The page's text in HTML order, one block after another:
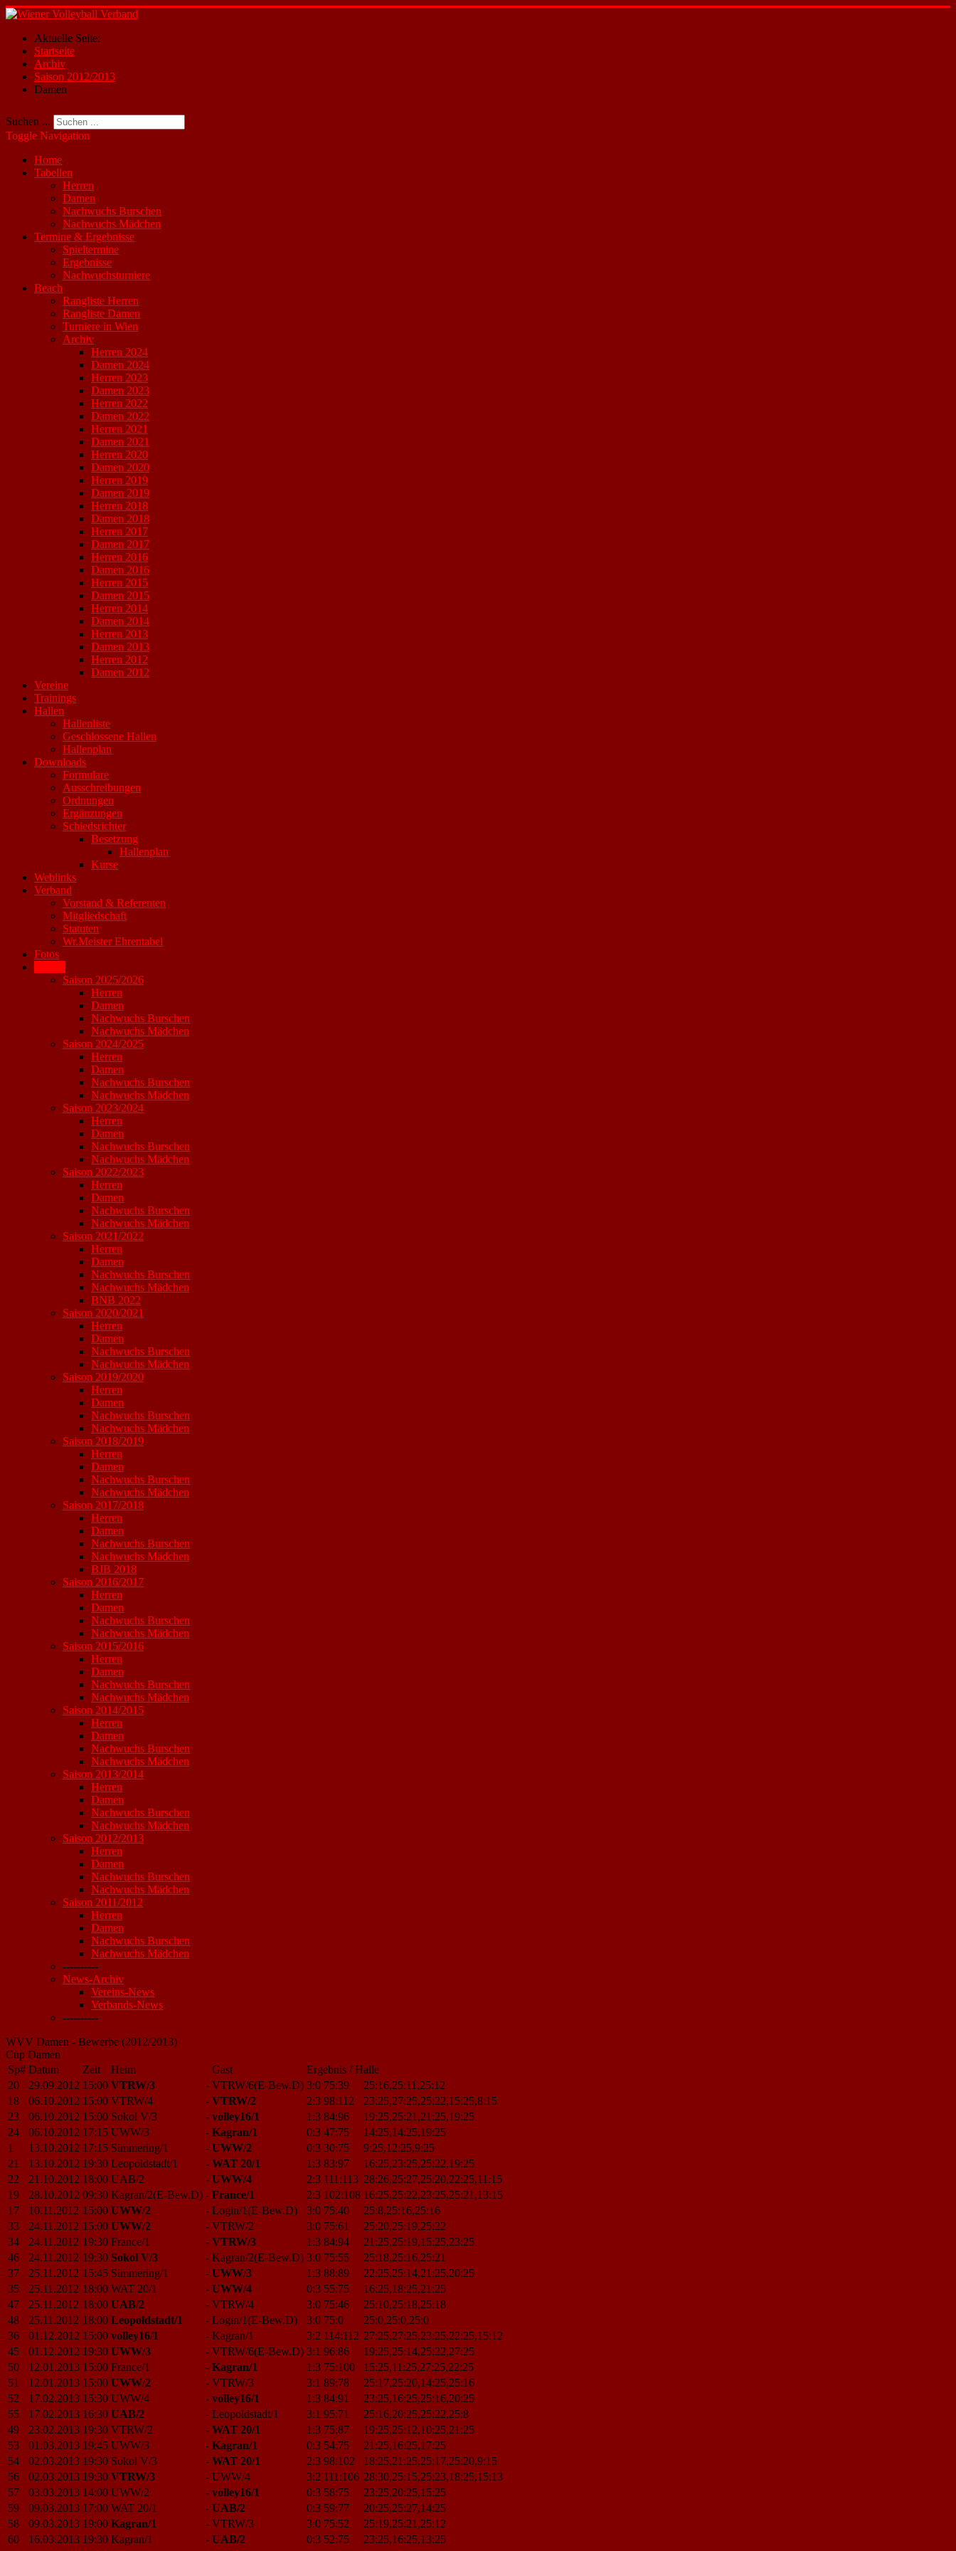
Aktuelle Seite:
Startseite
Archiv
Saison 2012/2013
Damen
Suchen ...
Toggle Navigation
Home
Tabellen
Herren
Damen
Nachwuchs Burschen
Nachwuchs Mädchen
Termine & Ergebnisse
Spieltermine
Ergebnisse
Nachwuchsturniere
Beach
Rangliste Herren
Rangliste Damen
Turniere in Wien
Archiv
Herren 2024
Damen 2024
Herren 2023
Damen 2023
Herren 2022
Damen 2022
Herren 2021
Damen 2021
Herren 2020
Damen 2020
Herren 2019
Damen 2019
Herren 2018
Damen 2018
Herren 2017
Damen 2017
Herren 2016
Damen 2016
Herren 2015
Damen 2015
Herren 2014
Damen 2014
Herren 2013
Damen 2013
Herren 2012
Damen 2012
Vereine
Trainings
Hallen
Hallenliste
Geschlossene Hallen
Hallenplan
Downloads
Formulare
Ausschreibungen
Ordnungen
Ergänzungen
Schiedsrichter
Besetzung
Hallenplan
Kurse
Weblinks
Verband
Vorstand & Referenten
Mitgliedschaft
Statuten
Wr.Meister Ehrentabel
Fotos
Saison 2025/2026
Herren
Damen
Nachwuchs Burschen
Nachwuchs Mädchen
Saison 2024/2025
Herren
Damen
Nachwuchs Burschen
Nachwuchs Mädchen
Saison 2023/2024
Herren
Damen
Nachwuchs Burschen
Nachwuchs Mädchen
Saison 2022/2023
Herren
Damen
Nachwuchs Burschen
Nachwuchs Mädchen
Saison 2021/2022
Herren
Damen
Nachwuchs Burschen
Nachwuchs Mädchen
BNB 2022
Saison 2020/2021
Herren
Damen
Nachwuchs Burschen
Nachwuchs Mädchen
Saison 2019/2020
Herren
Damen
Nachwuchs Burschen
Nachwuchs Mädchen
Saison 2018/2019
Herren
Damen
Nachwuchs Burschen
Nachwuchs Mädchen
Saison 2017/2018
Herren
Damen
Nachwuchs Burschen
Nachwuchs Mädchen
BJB 2018
Saison 2016/2017
Herren
Damen
Nachwuchs Burschen
Nachwuchs Mädchen
Saison 2015/2016
Herren
Damen
Nachwuchs Burschen
Nachwuchs Mädchen
Saison 2014/2015
Herren
Damen
Nachwuchs Burschen
Nachwuchs Mädchen
Saison 2013/2014
Herren
Damen
Nachwuchs Burschen
Nachwuchs Mädchen
Saison 2012/2013
Herren
Damen
Nachwuchs Burschen
Nachwuchs Mädchen
Saison 2011/2012
Herren
Damen
Nachwuchs Burschen
Nachwuchs Mädchen
----------
News-Archiv
Vereins-News
Verbands-News
----------
WVV Damen - Bewerbe (2012/2013)
Cup Damen
Sp# Datum Zeit Heim Gast
Ergebnis / Halle
20
29.09.2012 15:00 VTRW/3 - VTRW/6(E-Bew.D) 3:0 75:39
25:16,25:11,25:12
18
06.10.2012 15:00 VTRW/4 - VTRW/2 2:3 98:112
23:25,27:25,25:22,15:25,8:15
23
06.10.2012 15:00 Sokol V/3 - volley16/1 1:3 84:96
19:25,25:21,21:25,19:25
24
06.10.2012 17:15 UWW/3 - Kagran/1 0:3 47:75
14:25,14:25,19:25
1
13.10.2012 17:15 Simmering/1 - UWW/2 0:3 30:75
9:25,12:25,9:25
21
13.10.2012 19:30 Leopoldstadt/1 - WAT 20/1 1:3 83:97
16:25,23:25,25:22,19:25
22
21.10.2012 18:00 UAB/2 - UWW/4 2:3 111:113 28:26,25:27,25:20,22:25,11:15
19
28.10.2012 09:30 Kagran/2(E-Bew.D) - France/1 2:3 102:108 16:25,25:22,23:25,25:21,13:15
17
10.11.2012 15:00 UWW/2 - Login/1(E-Bew.D) 3:0 75:40
25:8,25:16,25:16
33
24.11.2012 15:00 UWW/2 - VTRW/2 3:0 75:61
25:20,25:19,25:22
34
24.11.2012 19:30 France/1 - VTRW/3 1:3 84:94
21:25,25:19,15:25,23:25
46
24.11.2012 19:30 Sokol V/3 - Kagran/2(E-Bew.D) 3:0 75:55
25:18,25:16,25:21
37
25.11.2012 15:45 Simmering/1 - UWW/3 1:3 88:89
22:25,25:14,21:25,20:25
35
25.11.2012 18:00 WAT 20/1 - UWW/4 0:3 55:75
16:25,18:25,21:25
47
25.11.2012 18:00 UAB/2 - VTRW/4 3:0 75:46
25:10,25:18,25:18
48
25.11.2012 18:00 Leopoldstadt/1 - Login/1(E-Bew.D) 3:0 75:0
25:0,25:0,25:0
36
01.12.2012 15:00 volley16/1 - Kagran/1 3:2 114:112 27:25,27:25,23:25,22:25,15:12
45
01.12.2012 19:30 UWW/3 - VTRW/6(E-Bew.D) 3:1 96:86
19:25,25:14,25:22,27:25
50
12.01.2013 15:00 France/1 - Kagran/1 1:3 75:100
15:25,11:25,27:25,22:25
51
12.01.2013 15:00 UWW/2 - VTRW/3 3:1 89:78
25:17,25:20,14:25,25:16
52
17.02.2013 15:30 UWW/4 - volley16/1 1:3 84:91
23:25,16:25,25:16,20:25
55
17.02.2013 16:30 UAB/2 - Leopoldstadt/1 3:1 95:71
25:16,20:25,25:22,25:8
49
23.02.2013 19:30 VTRW/2 - WAT 20/1 1:3 75:87
19:25,25:12,10:25,21:25
53
01.03.2013 19:45 UWW/3 - Kagran/1 0:3 54:75
21:25,16:25,17:25
54
02.03.2013 19:30 Sokol V/3 - WAT 20/1 2:3 98:102
18:25,21:25,25:17,25:20,9:15
56
02.03.2013 19:30 VTRW/3 - UWW/4 3:2 111:106 28:30,25:15,25:23,18:25,15:13
57
03.03.2013 14:00 UWW/2 - volley16/1 0:3 58:75
23:25,20:25,15:25
59
09.03.2013 17:00 WAT 20/1 - UAB/2 0:3 59:77
20:25,25:27,14:25
58
09.03.2013 19:00 Kagran/1 - VTRW/3 3:0 75:52
25:19,25:21,25:12
60
16.03.2013 19:30 Kagran/1 - UAB/2 0:3 52:75
23:25,16:25,13:25